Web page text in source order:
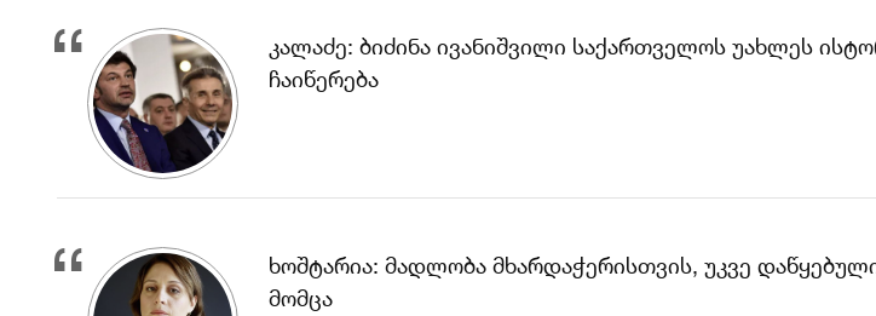
კალაძე: ბიძინა ივანიშვილი საქართველოს უახლეს
ჩაიწერება
ხოშტარია: მადლობა მხარდაჭერისთვის, უკვე
მომცა